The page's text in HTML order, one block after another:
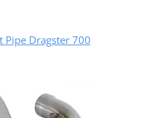
Pipe Dragster 700